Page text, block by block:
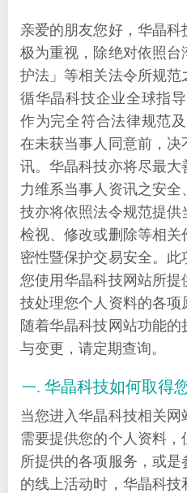
亲爱的朋友您好，华晶科
极为重视，除绝对依照
护法」等相关法令所规
循华晶科技企业全球指
作为完全符合法律规范
在未获当事人同意前，
讯。华晶科技亦将尽最
力维系当事人资讯之安
技亦将依照法令规范提
检视、修改或删除等相
密性暨保护交易安全。
您使用华晶科技网站所
技处理您个人资料的各
随着华晶科技网站功能
与变更，请定期查询。
华晶科技如何取得
当您进入华晶科技相关
需要提供您的个人资料
所提供的各项服务，或
的线上活动时，华晶科